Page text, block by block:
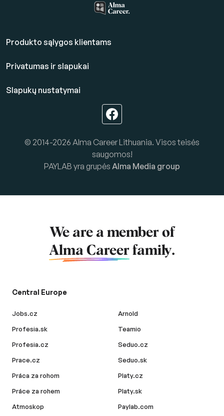
Produkto sąlygos klientams
Privatumas ir slapukai
Slapukų nustatymai
© 2014-2026 Alma Career Lithuania. Visos teisės
saugomos!
PAYLAB yra grupės Alma Media group
We are a member of
Alma Career family.
Central Europe
Jobs.cz
Profesia.sk
Profesia.cz
Prace.cz
Práca za rohom
Práce za rohem
Atmoskop
Arnold
Teamio
Seduo.cz
Seduo.sk
Platy.cz
Platy.sk
Paylab.com